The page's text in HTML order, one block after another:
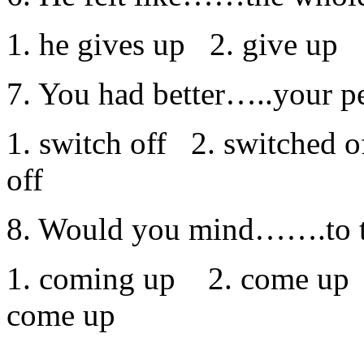
1. he gives up 2. give
7. You had better…..your
1. switch off 2. switched
off
8. Would you mind…….to
1. coming up 2. come
come up